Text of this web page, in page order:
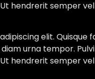
hendrerit semper
elit.
urna tempor.
hendrerit semper